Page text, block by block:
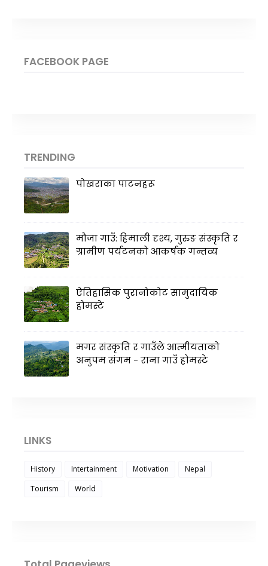
FACEBOOK PAGE
TRENDING
पोखराका पाटनहरू
मौजा गाउँ: हिमाली दृश्य, गुरुङ संस्कृति र
ग्रामीण पर्यटनको आकर्षक गन्तव्य
ऐतिहासिक पुरानोकोट सामुदायिक
होमस्टे
मगर संस्कृति र गाउँले आत्मीयताको
अनुपम संगम - राना गाउँ होमस्टे
LINKS
History Intertainment Motivation
Nepal
Tourism
World